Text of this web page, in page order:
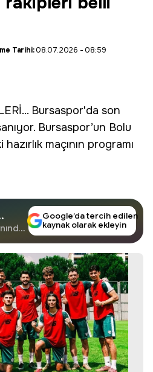
Tarihi:08.07.2026 - 08:59
Bursaspor'da son
Bursaspor’un Bolu
maçının programı
Google’da tercih edilen
kaynak olarak ekleyin